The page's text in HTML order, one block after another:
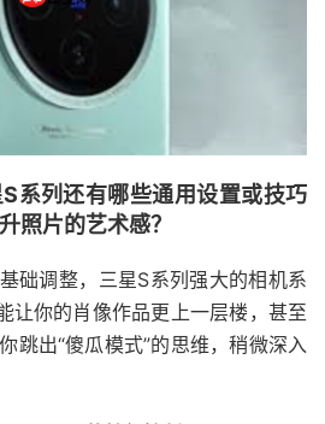
系列还有哪些通用设置或技巧
照片的艺术感？
础调整，三星S系列强大的相机系
让你的肖像作品更上一层楼，甚至
跳出“傻瓜模式”的思维，稍微深入